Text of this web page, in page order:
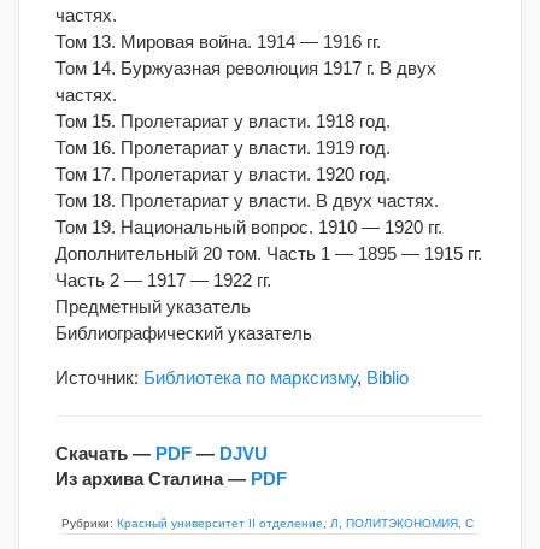
частях.
Том 13. Мировая война. 1914 — 1916 гг.
Том 14. Буржуазная революция 1917 г. В двух
частях.
Том 15. Пролетариат у власти. 1918 год.
Том 16. Пролетариат у власти. 1919 год.
Том 17. Пролетариат у власти. 1920 год.
Том 18. Пролетариат у власти. В двух частях.
Том 19. Национальный вопрос. 1910 — 1920 гг.
Дополнительный 20 том. Часть 1 — 1895 — 1915 гг.
Часть 2 — 1917 — 1922 гг.
Предметный указатель
Библиографический указатель
Источник: Библиотека по марксизму, Biblio
Скачать — PDF — DJVU
Из архива Сталина — PDF
Рубрики: Красный университет II отделение Л ПОЛИТЭКОНОМИЯ С